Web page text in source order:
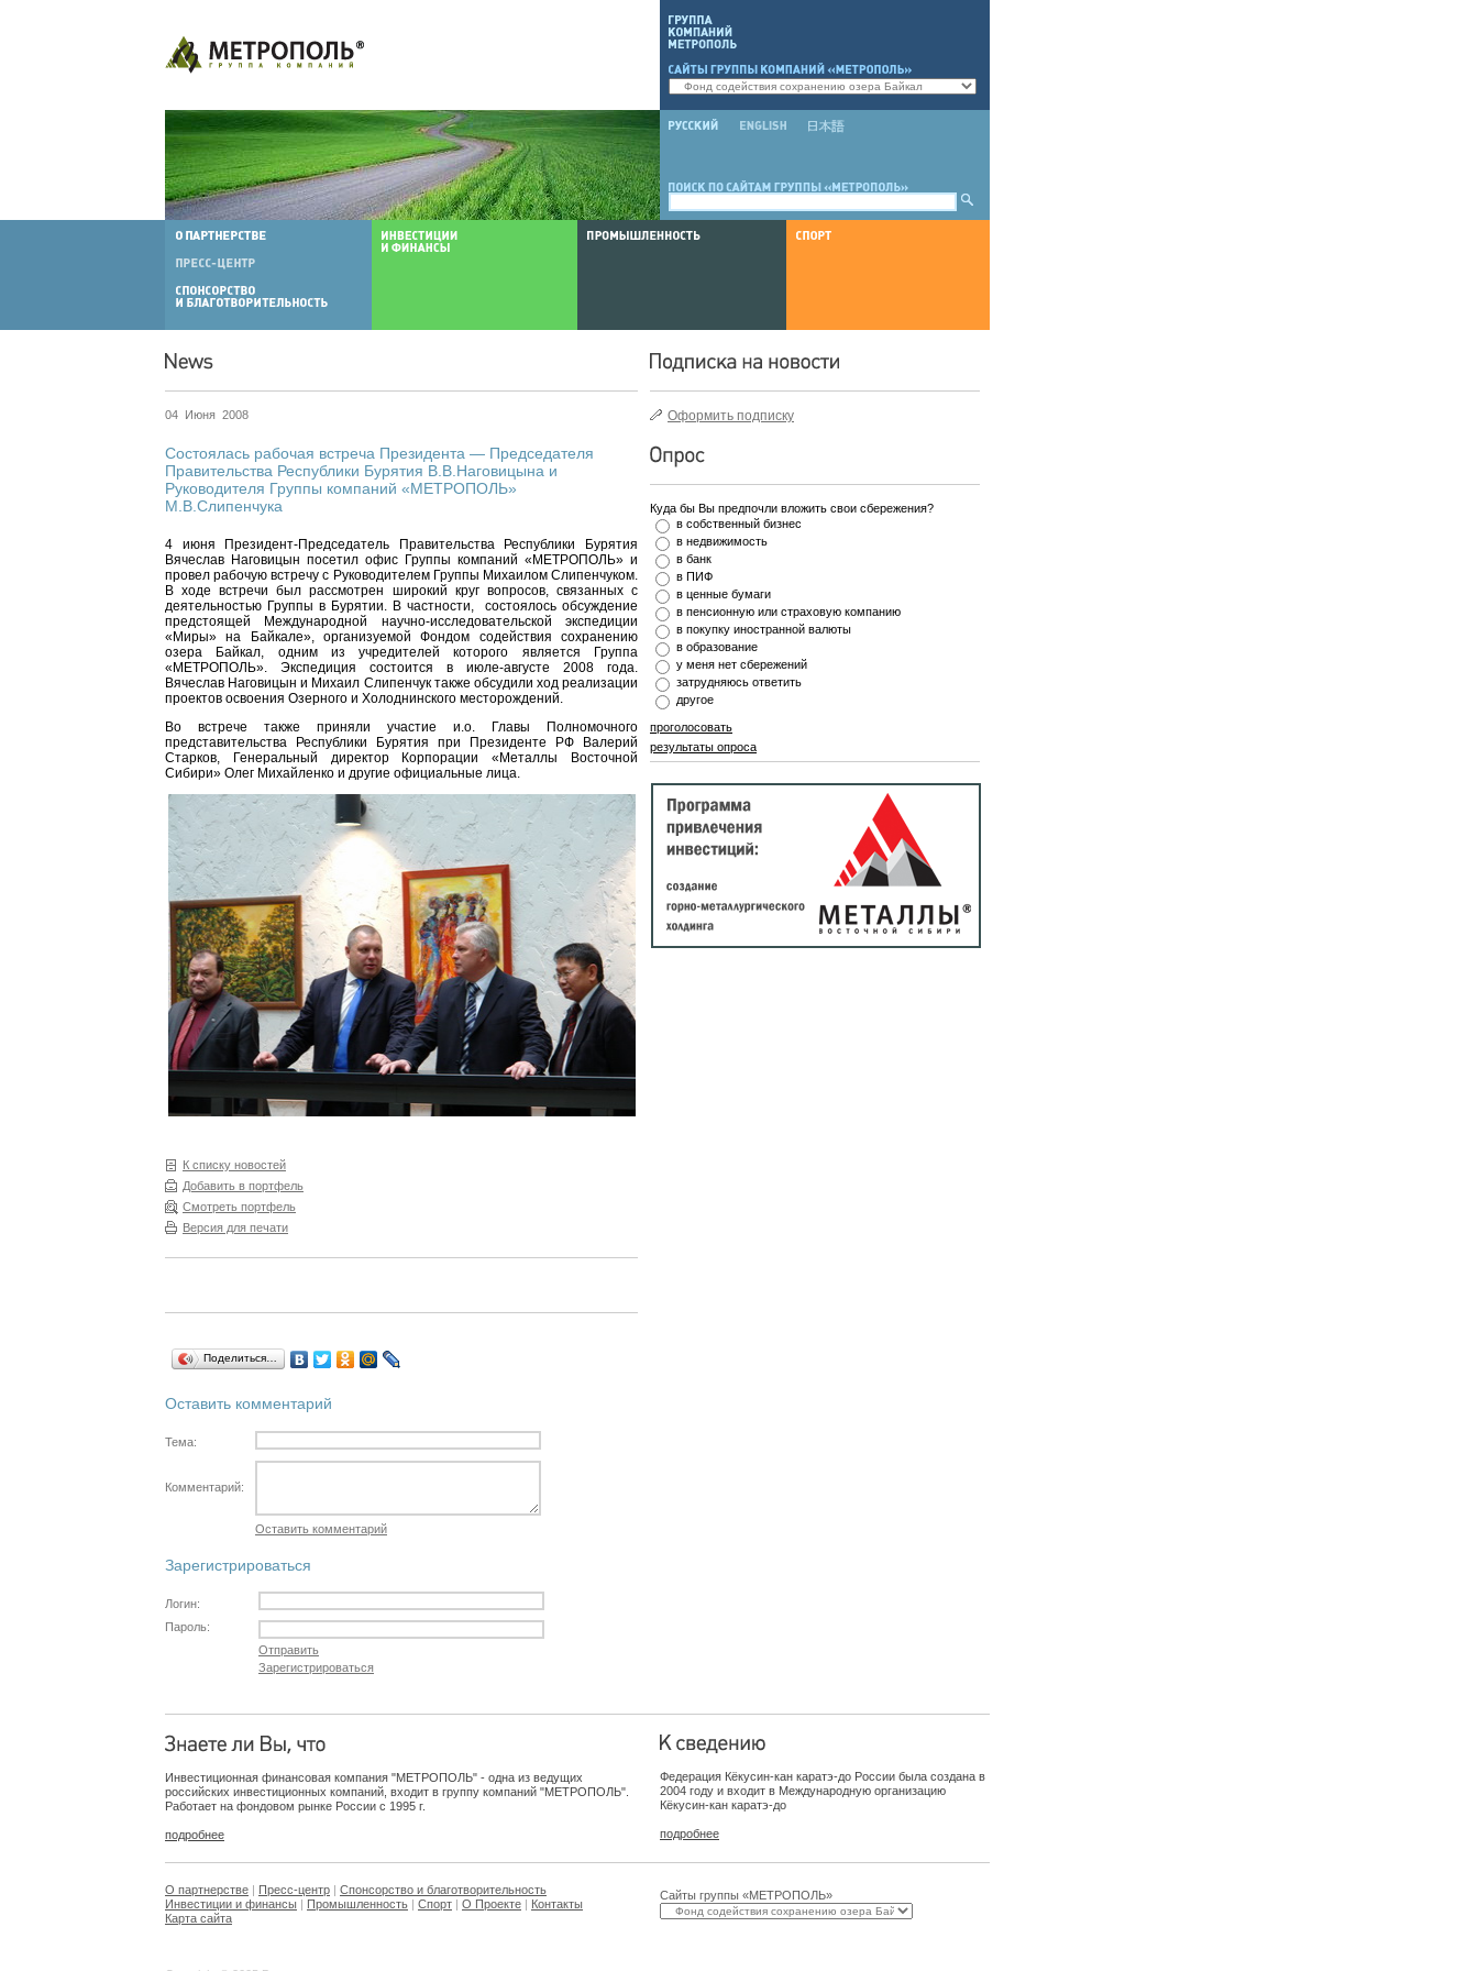
04 Июня 2008
Состоялась рабочая встреча Президента — Председателя
Правительства Республики Бурятия В.В.Наговицына и
Руководителя Группы компаний «МЕТРОПОЛЬ»
М.В.Слипенчука
4 июня Президент-Председатель Правительства Республики Бурятия
Вячеслав Наговицын посетил офис Группы компаний «МЕТРОПОЛЬ» и
провел рабочую встречу с Руководителем Группы Михаилом Слипенчуком.
В ходе встречи был рассмотрен широкий круг вопросов, связанных с
деятельностью Группы в Бурятии. В частности, состоялось обсуждение
предстоящей Международной научно-исследовательской экспедиции
«Миры» на Байкале», организуемой Фондом содействия сохранению
озера Байкал, одним из учредителей которого является Группа
«МЕТРОПОЛЬ». Экспедиция состоится в июле-августе 2008 года.
Вячеслав Наговицын и Михаил Слипенчук также обсудили ход реализации
проектов освоения Озерного и Холоднинского месторождений.
Во встрече также приняли участие и.о. Главы Полномочного
представительства Республики Бурятия при Президенте РФ Валерий
Старков, Генеральный директор Корпорации «Металлы Восточной
Сибири» Олег Михайленко и другие официальные лица.
К списку новостей
Добавить в портфель
Смотреть портфель
Версия для печати
Поделиться…
Оставить комментарий
Тема:
Комментарий:
Оставить комментарий
Зарегистрироваться
Логин:
Пароль:
Отправить
Зарегистрироваться
Оформить подписку
Куда бы Вы предпочли вложить свои сбережения?
в собственный бизнес
в недвижимость
в банк
в ПИФ
в ценные бумаги
в пенсионную или страховую компанию
в покупку иностранной валюты
в образование
у меня нет сбережений
затрудняюсь ответить
другое
проголосовать
результаты опроса
Инвестиционная финансовая компания "МЕТРОПОЛЬ" - одна из ведущих
российских инвестиционных компаний, входит в группу компаний "МЕТРОПОЛЬ".
Работает на фондовом рынке России с 1995 г.
подробнее
Федерация Кёкусин-кан каратэ-до России была создана в
2004 году и входит в Международную организацию
Кёкусин-кан каратэ-до
подробнее
О партнерстве | Пресс-центр | Спонсорство и благотворительность
Инвестиции и финансы | Промышленность | Спорт | О Проекте | Контакты
Карта сайта
Сайты группы «МЕТРОПОЛЬ»